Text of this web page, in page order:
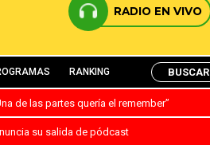
RADIO EN VIVO
RANKING BUSCAR
de las partes quería el remember”
su salida de pódcast